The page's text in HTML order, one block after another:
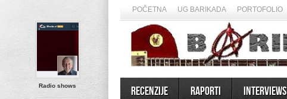
POČETNA UG BARIKADA PORTOFOLIO
Recenzije Raporti Interviews
Radio shows